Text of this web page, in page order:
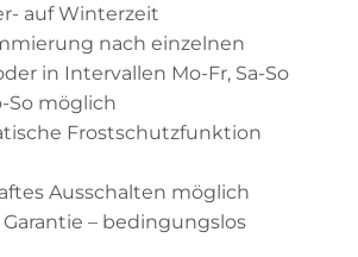
auf Winterzeit
nach einzelnen
in Intervallen Mo-Fr, Sa-So
So möglich
Frostschutzfunktion
Ausschalten möglich
– bedingungslos